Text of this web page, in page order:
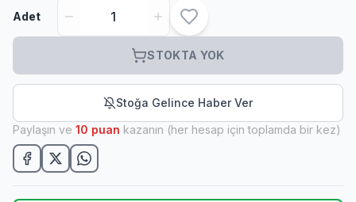
Adet
STOKTA YOK
Stoğa Gelince Haber Ver
Paylaşın ve 10 puan kazanın (her hesap için toplamda bir kez)